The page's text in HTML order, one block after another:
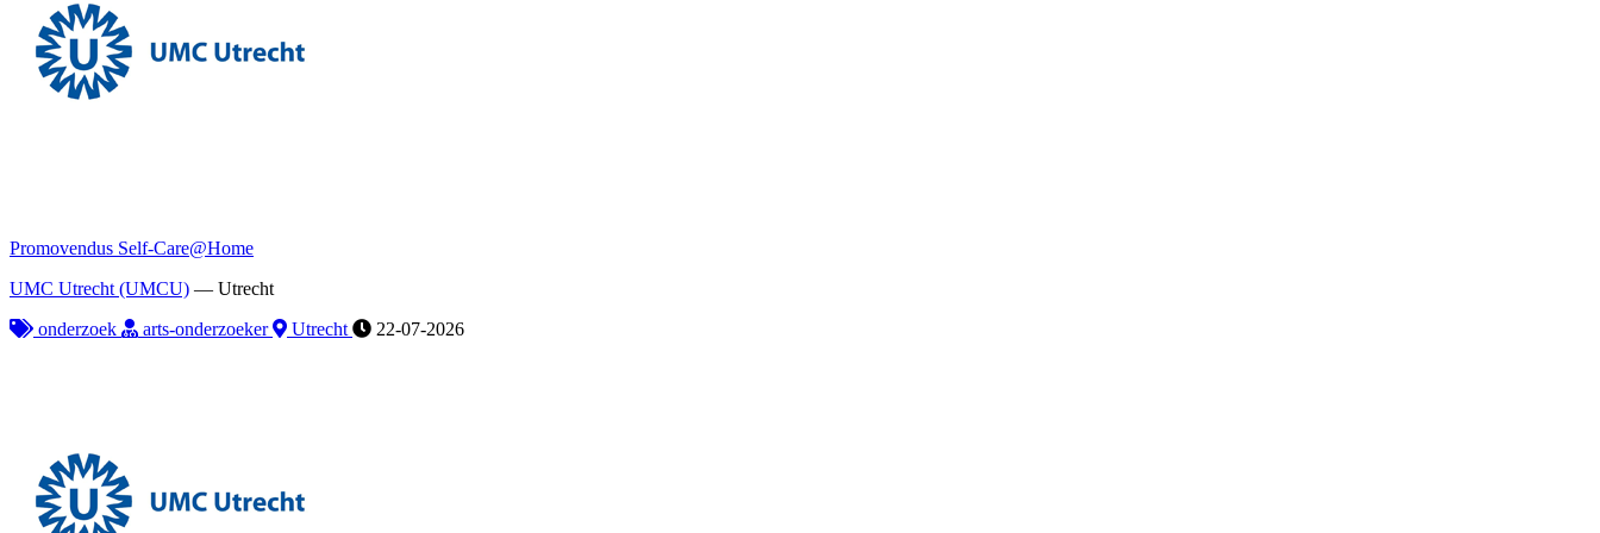
Promovendus Self-Care@Home
UMC Utrecht (UMCU) — Utrecht
onderzoek
arts-onderzoeker Utrecht 22-07-2026